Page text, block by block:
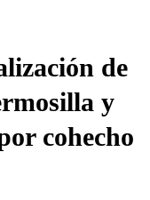
de
y
cohecho